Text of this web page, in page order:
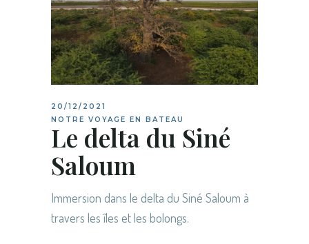
20/12/2021
NOTRE VOYAGE EN BATEAU
Le delta du Siné
Saloum
Immersion dans le delta du Siné Saloum à
travers les îles et les bolongs.